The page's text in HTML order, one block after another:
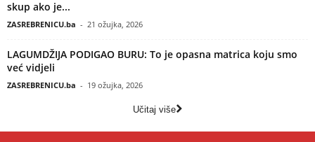
skup ako je...
ZASREBRENICU.ba - 21 ožujka, 2026
LAGUMDŽIJA PODIGAO BURU: To je opasna matrica koju smo
već vidjeli
ZASREBRENICU.ba - 19 ožujka, 2026
Učitaj više